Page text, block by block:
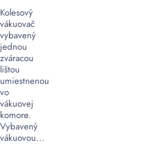
Kolesový
vákuovač
vybavený
jednou
zváracou
lištou
umiestnenou
vo
vákuovej
komore.
Vybavený
vákuovou...